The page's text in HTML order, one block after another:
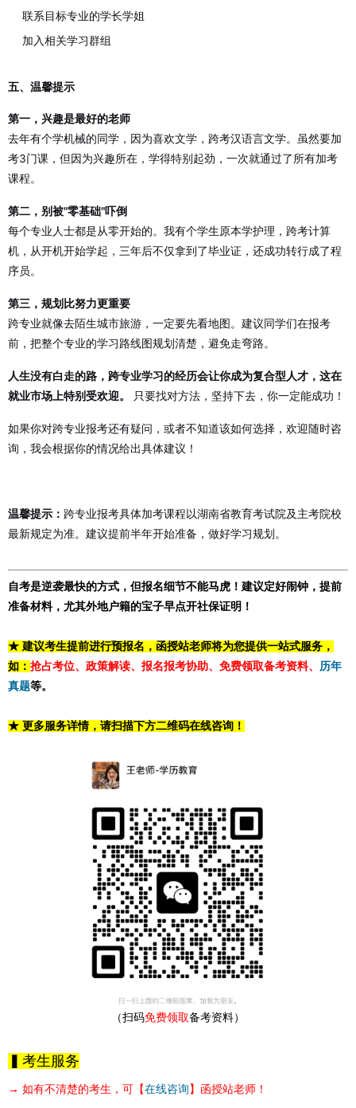
联系目标专业的学长学姐
加入相关学习群组
五、温馨提示
第一，兴趣是最好的老师
去年有个学机械的同学，因为喜欢文学，跨考汉语言文学。虽然要加
考3门课，但因为兴趣所在，学得特别起劲，一次就通过了所有加考
课程。
第二，别被"零基础"吓倒
每个专业人士都是从零开始的。我有个学生原本学护理，跨考计算
机，从开机开始学起，三年后不仅拿到了毕业证，还成功转行成了程
序员。
第三，规划比努力更重要
跨专业就像去陌生城市旅游，一定要先看地图。建议同学们在报考
前，把整个专业的学习路线图规划清楚，避免走弯路。
人生没有白走的路，跨专业学习的经历会让你成为复合型人才，这在
就业市场上特别受欢迎。
只要找对方法，坚持下去，你一定能成功！
如果你对跨专业报考还有疑问，或者不知道该如何选择，欢迎随时咨
询，我会根据你的情况给出具体建议！
温馨提示： 跨专业报考具体加考课程以湖南省教育考试院及主考院校
最新规定为准。建议提前半年开始准备，做好学习规划。
自考是逆袭最快的方式，但报名细节不能马虎！建议定好闹钟，提前
准备材料，尤其外地户籍的宝子早点开社保证明！
★ 建议考生提前进行预报名，函授站老师将为您提供一站式服务，
如： 抢占考位、政策解读、报名报考协助、免费领取备考资料、 历年
真题等。
★ 更多服务详情，请扫描下方二维码在线咨询！
（扫码免费领取备考资料）
▍考生服务
→ 如有不清楚的考生，可【在线咨询 】 函授站老师！